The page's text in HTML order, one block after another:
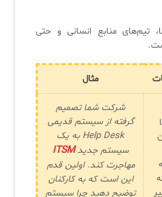
تیم‌های منابع انسانی و حتی
مثال
شرکت شما تصمیم
گرفته از سیستم قدیمی
Help Desk به یک
سیستم جدیدITSM
مهاجرت کند. اولین قدم
این است که به کارکنان
توضیح دهید چرا سیستم